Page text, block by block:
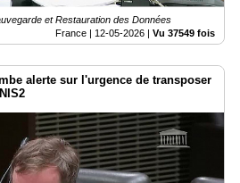
et Restauration des Données
France | 12-05-2026 Vu 37549 fois
alerte sur l'urgence de transposer